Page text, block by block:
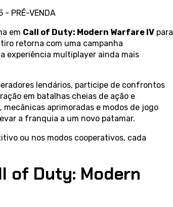
- PRÉ-VENDA
em Call of Duty: Modern Warfare IV para
retorna com uma campanha
experiência multiplayer ainda mais
lendários, participe de confrontos
em batalhas cheias de ação e
aprimoradas e modos de jogo
a franquia a um novo patamar.
ou nos modos cooperativos, cada
of Duty: Modern